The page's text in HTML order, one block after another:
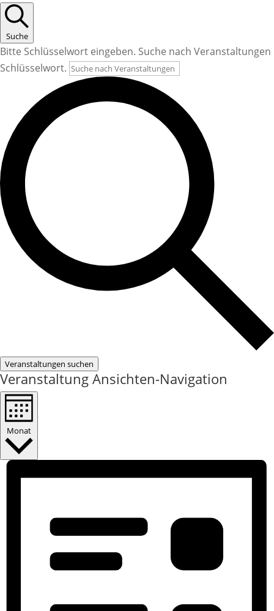
Suche
Bitte Schlüsselwort eingeben. Suche nach Veranstaltungen
Schlüsselwort.
Veranstaltungen suchen
Veranstaltung Ansichten-Navigation
Monat